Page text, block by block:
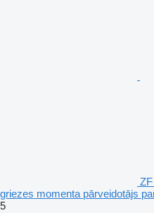
griezes momenta pārveidotājs
5